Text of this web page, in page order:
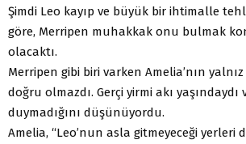
Şimdi Leo kayıp ve büyük bir ihtimalle
göre, Merripen muhakkak onu bulmak
olacaktı.
Merripen gibi biri varken Amelia’nın yalnız
doğru olmazdı. Gerçi yirmi akı yaşındaydı
duymadığını düşünüyordu.
Amelia, “Leo’nun asla gitmeyeceği yerleri